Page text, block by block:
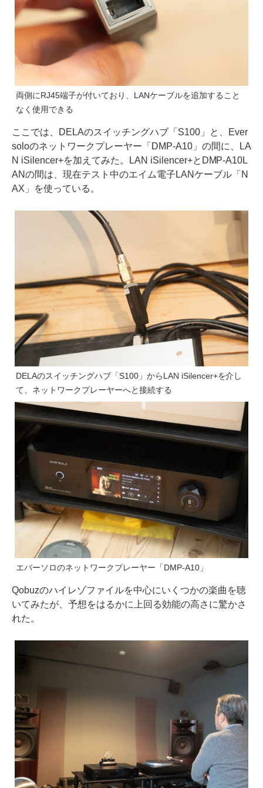
両側にRJ45端子が付いており、LANケーブルを追加すること
なく使用できる
ここでは、DELAのスイッチングハブ「S100」と、Ever
soloのネットワークプレーヤー「DMP-A10」の間に、LA
N iSilencer+を加えてみた。LAN iSilencer+とDMP-A10L
ANの間は、現在テスト中のエイム電子LANケーブル「N
AX」を使っている。
DELAのスイッチングハブ「S100」からLAN iSilencer+を介し
て、ネットワークプレーヤーへと接続する
エバーソロのネットワークプレーヤー「DMP-A10」
Qobuzのハイレゾファイルを中心にいくつかの楽曲を聴
いてみたが、予想をはるかに上回る効能の高さに驚かさ
れた。